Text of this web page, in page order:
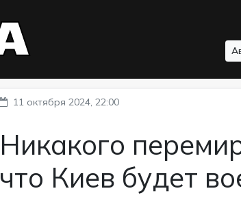
11 октября 2024, 22:00
Никакого
что Киев будет